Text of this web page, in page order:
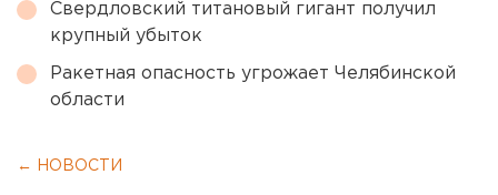
Свердловский титановый гигант получил
крупный убыток
Ракетная опасность угрожает Челябинской
области
← НОВОСТИ